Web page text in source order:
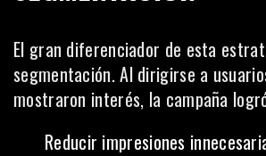
El gran diferenciador de esta
segmentación. Al dirigirse a
mostraron interés, la campaña
Reducir impresiones